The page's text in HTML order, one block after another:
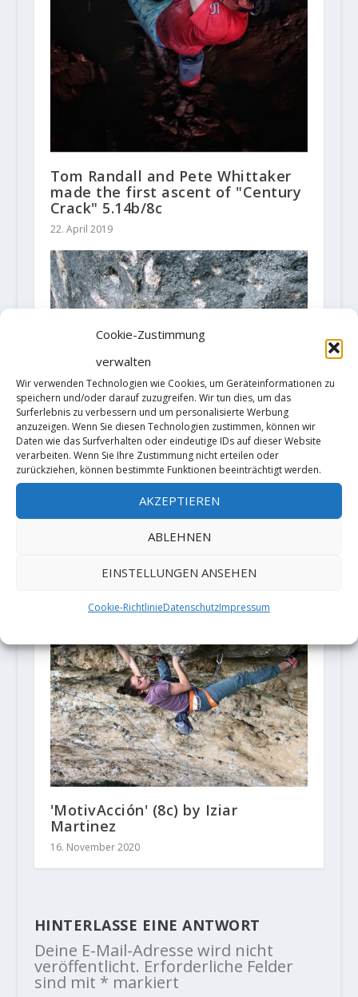
Cookie-Zustimmung
verwalten
Wir verwenden Technologien wie Cookies, um Geräteinformationen zu
speichern und/oder darauf zuzugreifen. Wir tun dies, um das
Surferlebnis zu verbessern und um personalisierte Werbung
anzuzeigen. Wenn Sie diesen Technologien zustimmen, können wir
Daten wie das Surfverhalten oder eindeutige IDs auf dieser Website
verarbeiten. Wenn Sie Ihre Zustimmung nicht erteilen oder
zurückziehen, können bestimmte Funktionen beeinträchtigt werden.
AKZEPTIEREN
ABLEHNEN
EINSTELLUNGEN ANSEHEN
Cookie-RichtlinieDatenschutzImpressum
Tom Randall and Pete Whittaker
made the first ascent of "Century
Crack" 5.14b/8c
22. April 2019
Adam Ondra sends "Orca" (XI / 9a)
'MotivAcción' (8c) by Iziar
Martinez
16. November 2020
HINTERLASSE EINE ANTWORT
Deine E-Mail-Adresse wird nicht
veröffentlicht. Erforderliche Felder
sind mit * markiert